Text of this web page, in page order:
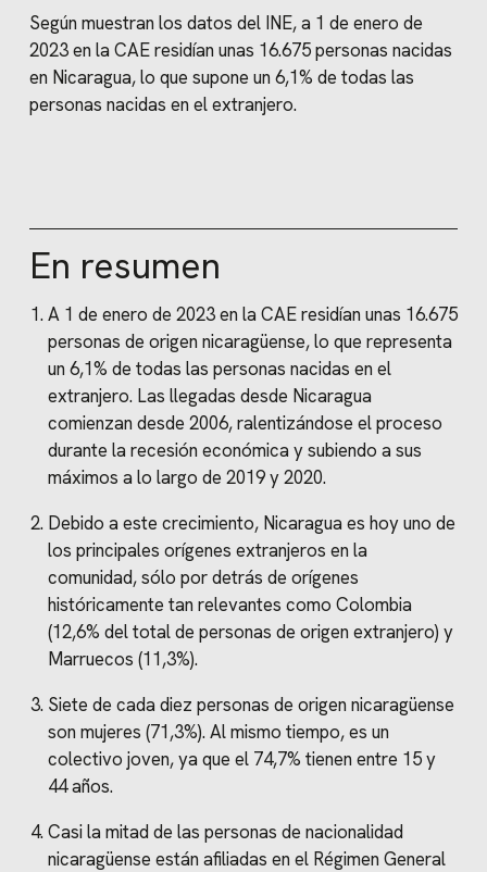
Según muestran los datos del INE, a 1 de enero de
2023 en la CAE residían unas 16.675 personas nacidas
en Nicaragua, lo que supone un 6,1% de todas las
personas nacidas en el extranjero.
En resumen
A 1 de enero de 2023 en la CAE residían unas 16.675
personas de origen nicaragüense, lo que representa
un 6,1% de todas las personas nacidas en el
extranjero. Las llegadas desde Nicaragua
comienzan desde 2006, ralentizándose el proceso
durante la recesión económica y subiendo a sus
máximos a lo largo de 2019 y 2020.
Debido a este crecimiento, Nicaragua es hoy uno de
los principales orígenes extranjeros en la
comunidad, sólo por detrás de orígenes
históricamente tan relevantes como Colombia
(12,6% del total de personas de origen extranjero) y
Marruecos (11,3%).
Siete de cada diez personas de origen nicaragüense
son mujeres (71,3%). Al mismo tiempo, es un
colectivo joven, ya que el 74,7% tienen entre 15 y
44 años.
Casi la mitad de las personas de nacionalidad
nicaragüense están afiliadas en el Régimen General